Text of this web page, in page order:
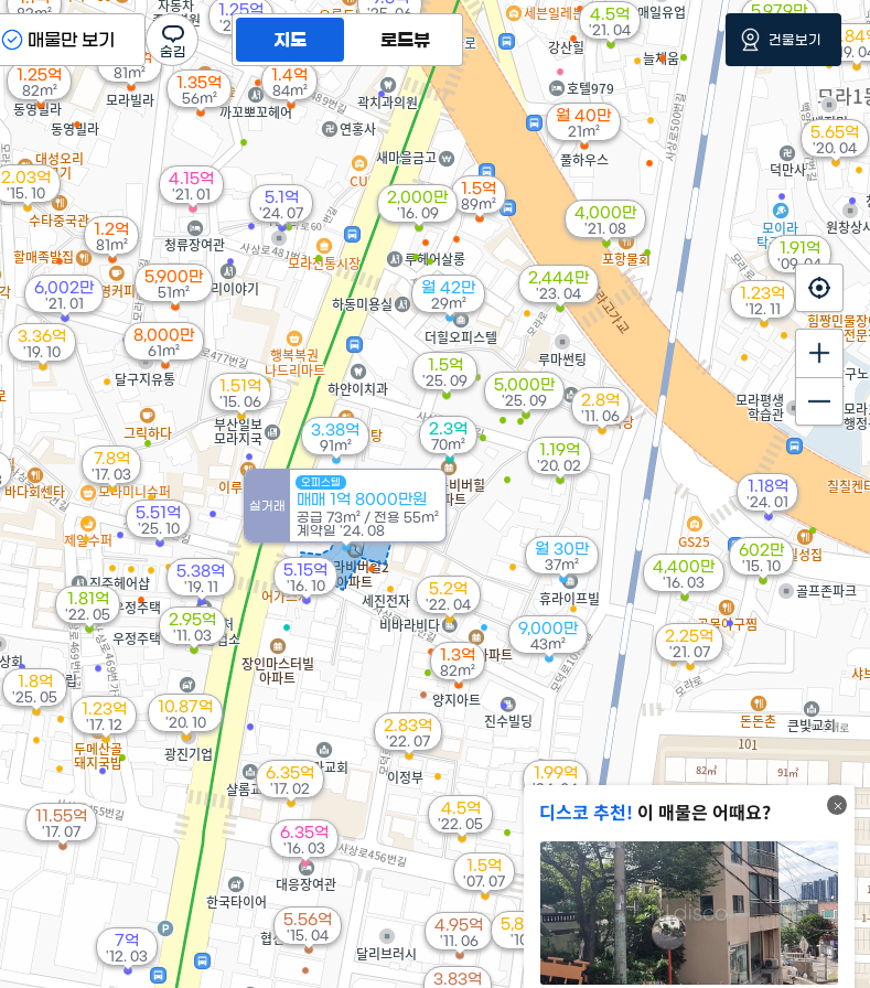
'26. 07
1.6억
74m²
5,900만
51m²
8,000만
61m²
월 42만
29m²
월 30만
37m²
1.25억
82m²
1.3억
82m²
5.51억
'25. 10
82m²
1.5억
'25. 09 5,000만
'25. 09
1.28억
81m²
'25. 06
1.8억
'25. 05
월 40만
21m²
실거래
오피스텔
매매 1억 8000만원
공급 73m² / 전용 55m²
계약일 '24. 08
5.1억
'24. 07
1.2억
81m²
3.38억
91m²
1.99억
'24. 04
1.18억
'24. 01
2,444만
'23. 04
1.5억
89m²
2.83억
'22. 07
1.81억
'22. 05
4.5억
'22. 05
5.2억
'22. 04
1.4억
84m²
4,000만
'21. 08
2.25억
'21. 07
4.5억
'21. 04
6,002만
'21. 01
4.15억
'21. 01
10.87억
'20. 10
9,000만
43m²
5.65억
'20. 04
1.19억
'20. 02
1.25억
'20. 02
2.3억
70m²
5.38억
'19. 11
3.36억
'19. 10
3.84
'19.
1.35억
56m²
1.23억
'17. 12
11.55억
'17. 07
5,979만
3.83억
7.8억
'17. 03
6.35억
'17. 02
5.15억
'16. 10
2,000만
'16. 09
4,400만
'16. 03
6.35억
'16. 03
602만
'15. 10
2.03억
'15. 10
1.51억
'15. 06
5.56억
'15. 04
1.23억
'12. 11
7억
'12. 03
2.8억
'11. 06
4.95억
'11. 06
2.95억
'11. 03
5,800만
'10. 03
1.91억
'09. 04
1.5억
'07. 07
디스코 추천! 이 매물은 어때요?
지도 로드뷰
매물만 보기 건물보기